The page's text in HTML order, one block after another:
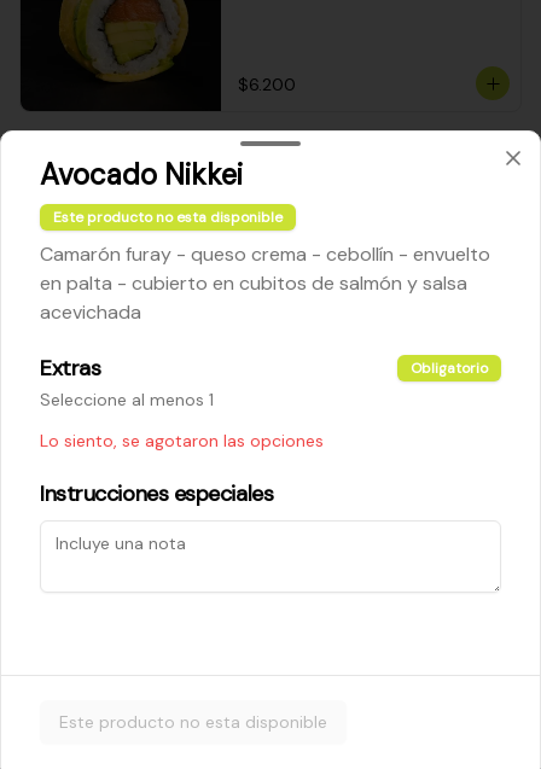
$6.200
Maki Cheese Roll
$5.200
$5.800
Avocado Nikkei
Este producto no esta disponible
Camarón furay - queso crema - cebollín - envuelto
en palta - cubierto en cubitos de salmón y salsa
acevichada
Extras Obligatorio
Seleccione al menos 1
Lo siento, se agotaron las opciones
Instrucciones especiales
Este producto no esta disponible